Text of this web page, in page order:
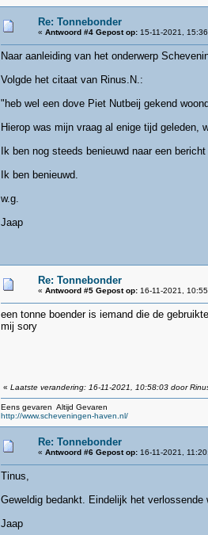
Re: Tonnebonder
« Antwoord #4 Gepost op:15-11-2021,
Naar aanleiding van het onderwerp
Volgde het citaat van Rinus.N.:
"heb wel een dove Piet Nutbeij gekend
Hierop was mijn vraag al enige tijd geleden,
Ik ben nog steeds benieuwd naar een
Ik ben benieuwd.
w.g.
Jaap
Re: Tonnebonder
« Antwoord #5 Gepost op:16-11-2021,
een tonne boender is iemand die de
mij sory
« Laatste verandering: 16-11-2021, 10:58:03 door
Eens gevaren Altijd Gevaren
http://www.scheveningen-haven.nl/
Re: Tonnebonder
« Antwoord #6 Gepost op:16-11-2021,
Tinus,
Geweldig bedankt. Eindelijk het verlossende
Jaap